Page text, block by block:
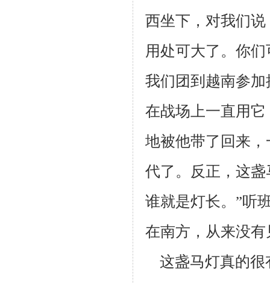
西坐下，对我们
用处可大了。你
我们团到越南参加
在战场上一直用
地被他带了回来
代了。反正，这盏
谁就是灯长。”听
在南方，从来没
这盏马灯真的很